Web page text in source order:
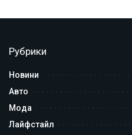
Рубрики
Новини
Авто
Мода
Лайфстайл